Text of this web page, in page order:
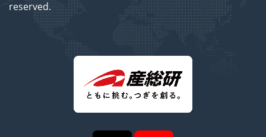
reserved.